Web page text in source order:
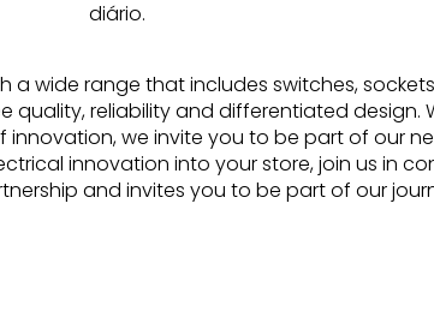
diário.
a wide range that includes switches,
quality, reliability and differentiated design.
we invite you to be part of our
innovation into your store, join us in
and invites you to be part of our